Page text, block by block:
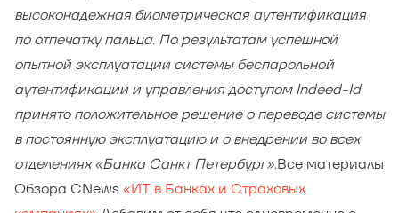
высоконадежная биометрическая аутентификация
по отпечатку пальца. По результатам успешной
опытной эксплуатации системы беспарольной
аутентификации и управления доступом Indeed-Id
принято положительное решение о переводе системы
в постоянную эксплуатацию и о внедрении во всех
отделениях «Банка Санкт Петербург».Все материалы
Обзора CNews«ИТ в Банках и Страховых